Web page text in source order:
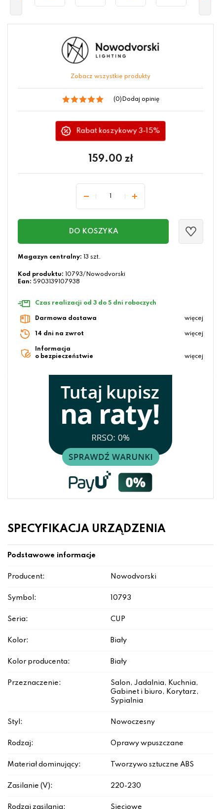
Zobacz wszystkie produkty
(0) Dodaj opinię
Rabat koszykowy 3-15%
159.00 zł
DO KOSZYKA
Magazyn centralny: 13 szt.
Kod produktu:
10793/Nowodvorski
Ean: 5903139107938
Czas realizacji od 3 do 5 dni roboczych
Darmowa dostawa więcej
14 dni na zwrot więcej
Informacja
o bezpieczeństwie
więcej
SPECYFIKACJA URZĄDZENIA
Podstawowe informacje
Producent: Nowodvorski
Symbol: 10793
Seria: CUP
Kolor: Biały
Kolor producenta: Biały
Przeznaczenie:
Salon, Jadalnia, Kuchnia,
Gabinet i biuro, Korytarz,
Sypialnia
Styl: Nowoczesny
Rodzaj: Oprawy wpuszczane
Materiał dominujący: Tworzywo sztuczne ABS
Zasilanie (V): 220-230
Rodzaj zasilania: Sieciowe